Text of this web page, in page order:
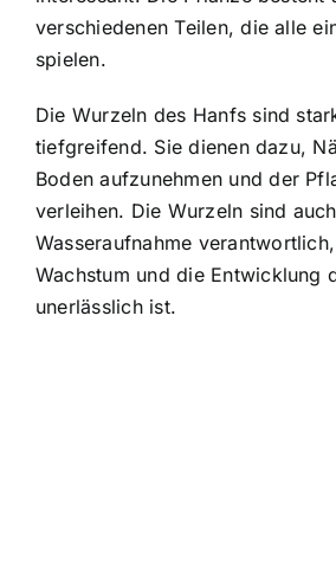
verschiedenen Teilen, die alle
spielen.
Die Wurzeln des Hanfs sind
tiefgreifend. Sie dienen dazu,
Boden aufzunehmen und der
verleihen. Die Wurzeln sind
Wasseraufnahme
Wachstum und die Entwicklung
unerlässlich ist.